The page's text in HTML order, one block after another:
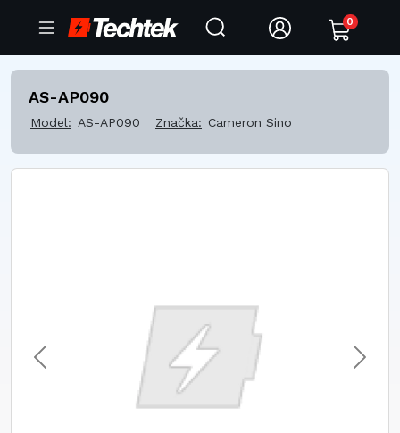
0
AS-AP090
Model: AS-AP090 Značka: Cameron Sino